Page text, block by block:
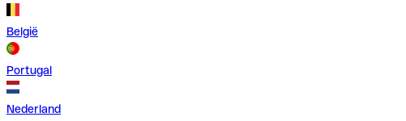
België
Portugal
Nederland